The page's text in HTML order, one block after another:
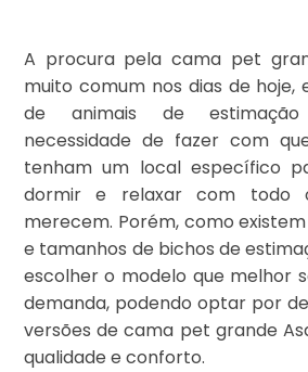
A procura pela cama pet
muito comum nos dias de hoje,
de animais de
necessidade de fazer com
tenham um local específico
dormir e relaxar com todo
merecem. Porém, como
e tamanhos de bichos de
escolher o modelo que melhor
demanda, podendo optar por
versões de cama pet grande
qualidade e conforto.